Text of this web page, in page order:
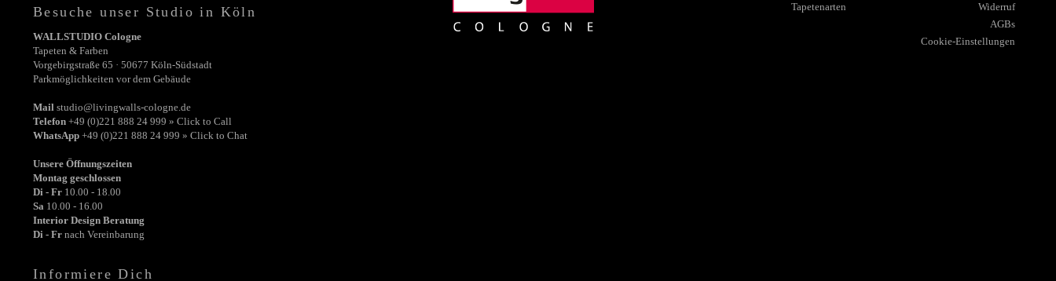
Besuche unser Studio in Köln
WALLSTUDIO Cologne
Tapeten & Farben
Vorgebirgstraße 65 · 50677 Köln-Südstadt
Parkmöglichkeiten vor dem Gebäude
Mail studio@livingwalls-cologne.de
Telefon +49 (0)221 888 24 999 » Click to Call
WhatsApp +49 (0)221 888 24 999 » Click to Chat
Unsere Öffnungszeiten
Montag geschlossen
Di - Fr 10.00 - 18.00
Sa 10.00 - 16.00
Interior Design Beratung
Di - Fr nach Vereinbarung
Informiere Dich
Tapetenarten
Widerruf
AGBs
Cookie-Einstellungen